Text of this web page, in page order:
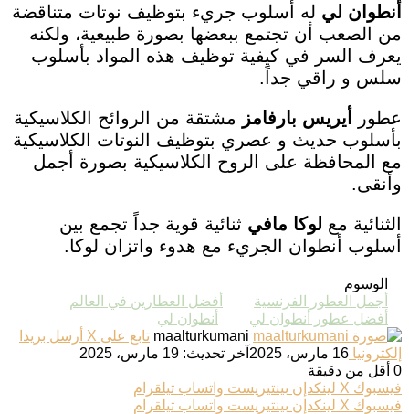
أنطوان لي له أسلوب جريء بتوظيف نوتات متناقضة
من الصعب أن تجتمع ببعضها بصورة طبيعية، ولكنه
يعرف السر في كيفية توظيف هذه المواد بأسلوب
سلس و راقي جداً.
عطور
أيريس بارفامز
مشتقة من الروائح الكلاسيكية
بأسلوب حديث و عصري بتوظيف النوتات الكلاسيكية
مع المحافظة على الروح الكلاسيكية بصورة أجمل
وأنقى.
الثنائية مع لوكا مافي ثنائية قوية جداً تجمع بين
أسلوب أنطوان الجريء مع هدوء واتزان لوكا.
الوسوم
أجمل العطور الفرنسية
أفضل العطارين في العالم
أفضل عطور أنطوان لي
أنطوان لي
maalturkumani تابع على X
أرسل بريدا
إلكترونيا 16 مارس، 2025
آخر تحديث: 19 مارس، 2025
0 أقل من دقيقة
فيسبوك ‫X لينكدإن بينتيريست واتساب تيلقرام
فيسبوك ‫X لينكدإن بينتيريست واتساب تيلقرام